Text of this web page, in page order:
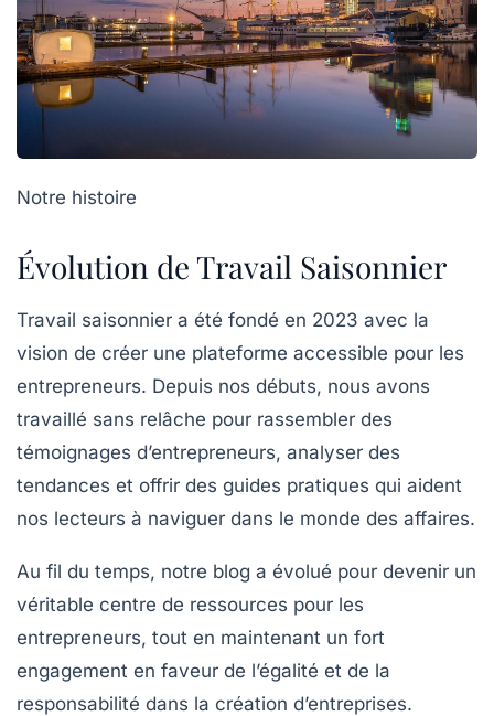
Notre histoire
Évolution de Travail Saisonnier
Travail saisonnier a été fondé en 2023 avec la
vision de créer une plateforme accessible pour les
entrepreneurs. Depuis nos débuts, nous avons
travaillé sans relâche pour rassembler des
témoignages d’entrepreneurs, analyser des
tendances et offrir des guides pratiques qui aident
nos lecteurs à naviguer dans le monde des affaires.
Au fil du temps, notre blog a évolué pour devenir un
véritable centre de ressources pour les
entrepreneurs, tout en maintenant un fort
engagement en faveur de l’égalité et de la
responsabilité dans la création d’entreprises.